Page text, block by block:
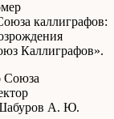
каллиграфов:
Каллиграфов».
Союза
А. Ю.